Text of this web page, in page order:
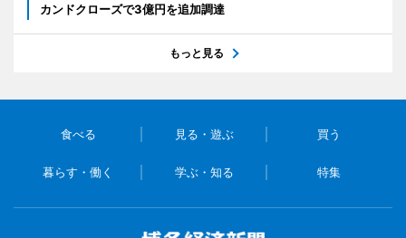
カンドクローズで3億円を追加調達
もっと見る
食べる 見る・遊ぶ 買う
暮らす・働く 学ぶ・知る 特集